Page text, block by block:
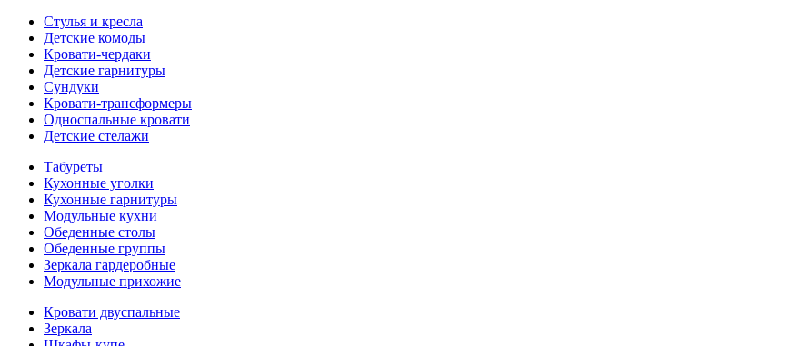
Стулья и кресла
Детские комоды
Кровати-чердаки
Детские гарнитуры
Сундуки
Кровати-трансформеры
Односпальные кровати
Детские стелажи
Табуреты
Кухонные уголки
Кухонные гарнитуры
Модульные кухни
Обеденные столы
Обеденные группы
Зеркала гардеробные
Модульные прихожие
Кровати двуспальные
Зеркала